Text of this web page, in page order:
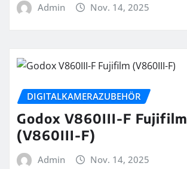
Admin Nov. 14, 2025
DIGITALKAMERAZUBEHÖR
Godox V860III-F Fujifilm
(V860III-F)
Admin Nov. 14, 2025